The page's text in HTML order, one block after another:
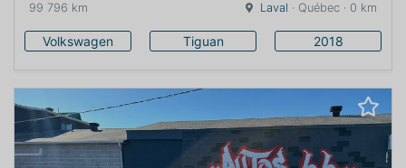
99 796 km Laval · Québec · 0 km
Volkswagen Tiguan 2018